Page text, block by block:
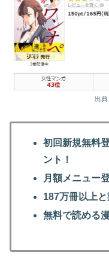
出典
初回新規無料
ント！
月額メニュー
187万冊以上
無料で読める